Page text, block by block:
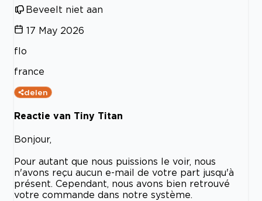
Beveelt niet aan
17 May 2026
flo
france
delen
Reactie van Tiny Titan
Bonjour,
Pour autant que nous puissions le voir, nous
n'avons reçu aucun e-mail de votre part jusqu'à
présent. Cependant, nous avons bien retrouvé
votre commande dans notre système.